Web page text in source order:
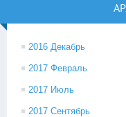
2016 Декабрь
2017 Февраль
2017 Июль
2017 Сентябрь